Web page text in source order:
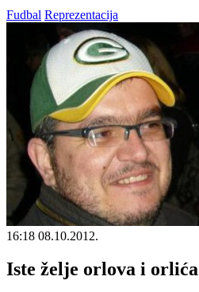
Fudbal Reprezentacija
16:18 08.10.2012.
Iste želje orlova i orlića